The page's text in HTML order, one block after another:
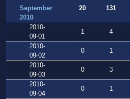
September
2010
20 131
2010-
09-01
1 4
2010-
09-02
0 1
2010-
09-03
0 3
2010-
09-04
0 1